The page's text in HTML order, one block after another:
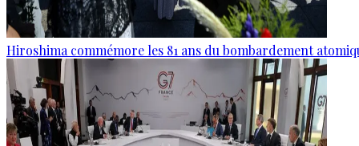
Hiroshima commémore les 81 ans du bombardement